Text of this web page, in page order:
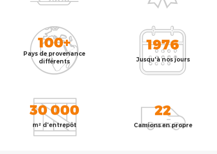
100+
Pays de provenance
différents
1976
Jusqu'à nos jours
30 000
m² d'entrepôt
22
Camions en propre